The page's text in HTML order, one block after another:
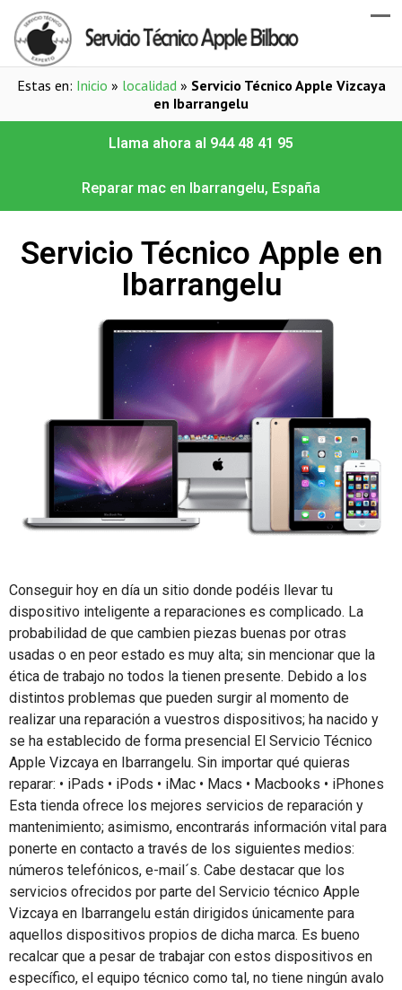
Estas en: Inicio » localidad» Servicio Técnico Apple Vizcaya
en Ibarrangelu
Llama ahora al 944 48 41 95
Reparar mac en Ibarrangelu, España
Servicio Técnico Apple en
Ibarrangelu
Conseguir hoy en día un sitio donde podéis llevar tu
dispositivo inteligente a reparaciones es complicado. La
probabilidad de que cambien piezas buenas por otras
usadas o en peor estado es muy alta; sin mencionar que la
ética de trabajo no todos la tienen presente. Debido a los
distintos problemas que pueden surgir al momento de
realizar una reparación a vuestros dispositivos; ha nacido y
se ha establecido de forma presencial El Servicio Técnico
Apple Vizcaya en Ibarrangelu. Sin importar qué quieras
reparar: • iPads • iPods • iMac • Macs • Macbooks • iPhones
Esta tienda ofrece los mejores servicios de reparación y
mantenimiento; asimismo, encontrarás información vital para
ponerte en contacto a través de los siguientes medios:
números telefónicos, e-mail´s. Cabe destacar que los
servicios ofrecidos por parte del Servicio técnico Apple
Vizcaya en Ibarrangelu están dirigidos únicamente para
aquellos dispositivos propios de dicha marca. Es bueno
recalcar que a pesar de trabajar con estos dispositivos en
específico, el equipo técnico como tal, no tiene ningún avalo